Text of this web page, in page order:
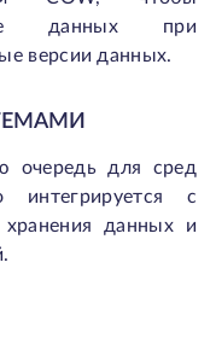
данных при
версии данных.
очередь для сред
с
данных и